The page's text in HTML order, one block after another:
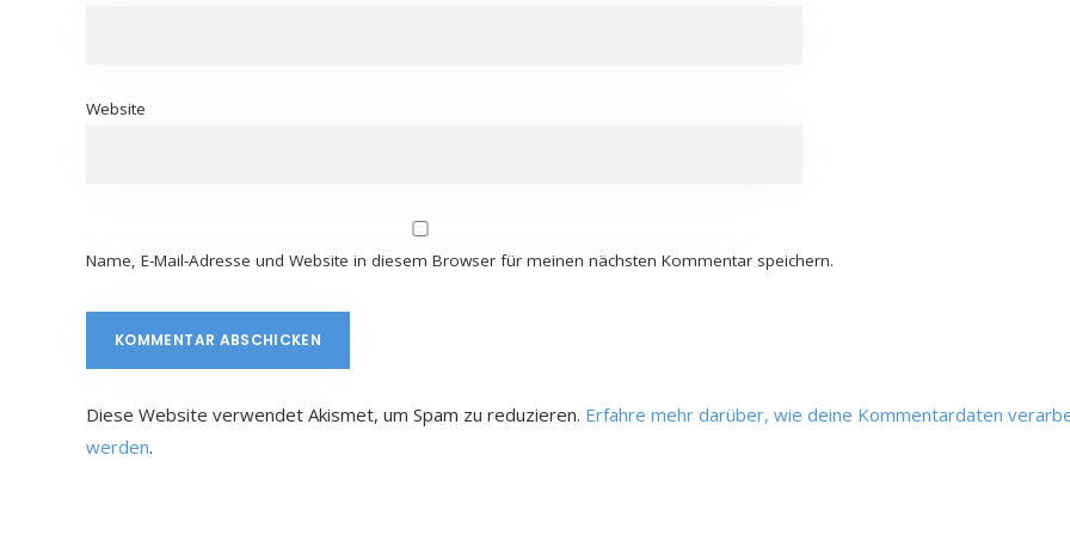
Website
Name, E-Mail-Adresse und Website in diesem Browser für meinen nächsten Kommentar speichern.
Diese Website verwendet Akismet, um Spam zu reduzieren. Erfahre mehr darüber, wie deine Kommentardaten
werden.